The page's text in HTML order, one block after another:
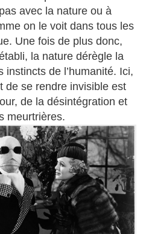
avec la nature ou à
on le voit dans tous les
Une fois de plus donc,
la nature dérègle la
de l’humanité. Ici,
de se rendre invisible est
de la désintégration et
meurtrières.